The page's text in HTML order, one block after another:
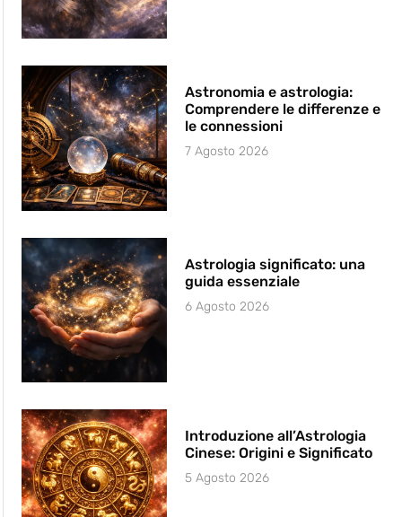
Astronomia e astrologia:
Comprendere le differenze e
le connessioni
7 Agosto 2026
Astrologia significato: una
guida essenziale
6 Agosto 2026
Introduzione all’Astrologia
Cinese: Origini e Significato
5 Agosto 2026